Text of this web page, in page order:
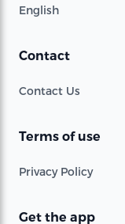
English
Contact
Contact Us
Terms of use
Privacy Policy
Get the app